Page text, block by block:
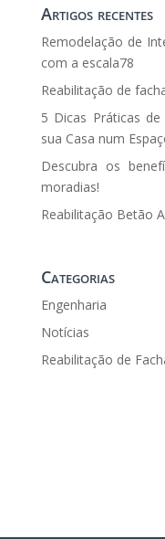
Artigos recentes
Remodelação de
com a escala78
Reabilitação de
5 Dicas Práticas
sua Casa num
Descubra os
moradias!
Reabilitação Betão
Categorias
Engenharia
Notícias
Reabilitação de